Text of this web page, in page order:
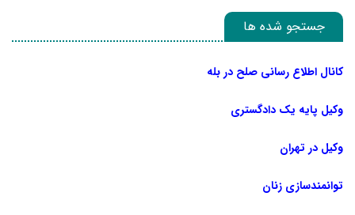
جستجو شده ها
کانال اطلاع رسانی صلح در بله
وکیل پایه یک دادگستری
وکیل در تهران
توانمندسازی زنان